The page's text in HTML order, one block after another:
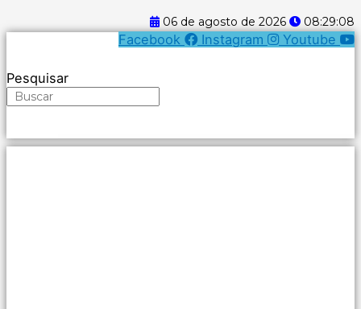
06 de agosto de 2026 08:29:08
Facebook Instagram Youtube
Pesquisar